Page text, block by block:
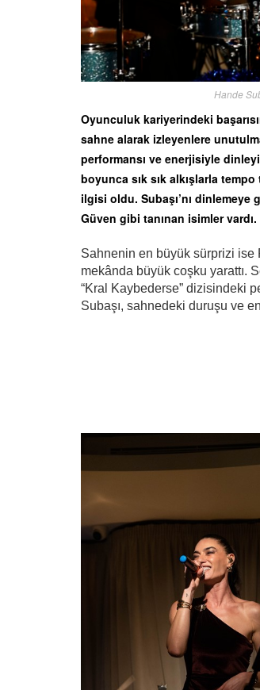
Hande
Oyunculuk kariyerindeki
sahne alarak izleyenlere
performansı ve enerjisiyle
boyunca sık sık alkışlarla
ilgisi oldu. Subaşı’nı
Güven gibi tanınan isimler vardı.
Sahnenin en büyük sürprizi ise
mekânda büyük coşku yarattı.
“Kral Kaybederse” dizisindeki
Subaşı, sahnedeki duruşu ve